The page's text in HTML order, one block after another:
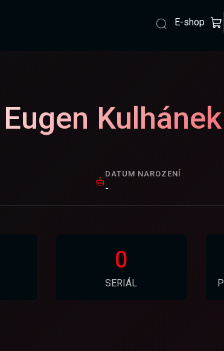
E-shop
Kulhánek
DATUM NAROZENÍ
-
0
SERIÁL